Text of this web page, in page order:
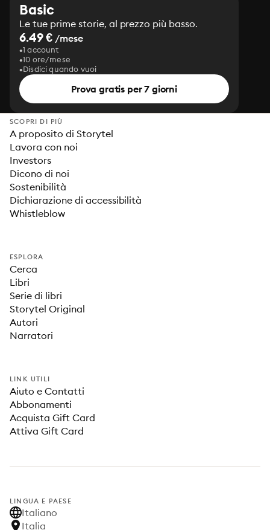
Basic
Le tue prime storie, al prezzo più basso.
6.49 € /mese
1 account
10 ore/mese
Disdici quando vuoi
Prova gratis per 7 giorni
SCOPRI DI PIÙ
A proposito di Storytel
Lavora con noi
Investors
Dicono di noi
Sostenibilità
Dichiarazione di accessibilità
Whistleblow
ESPLORA
Cerca
Libri
Serie di libri
Storytel Original
Autori
Narratori
LINK UTILI
Aiuto e Contatti
Abbonamenti
Acquista Gift Card
Attiva Gift Card
LINGUA E PAESE
Italiano
Italia